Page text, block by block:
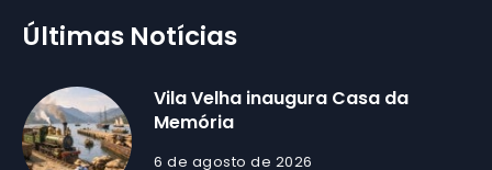
Últimas Notícias
Vila Velha inaugura Casa da
Memória
6 de agosto de 2026